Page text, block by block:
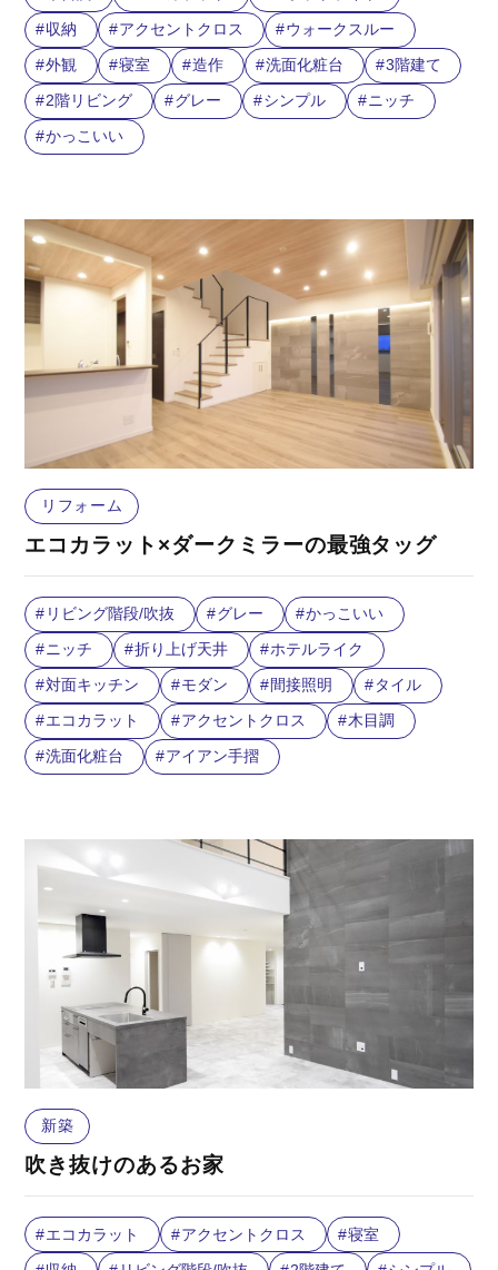
収納
アクセントクロス
ウォークスルー
外観
寝室 造作 洗面化粧台
3階建て
2階リビング
グレー シンプル
ニッチ
かっこいい
リフォーム
エコカラット×ダークミラーの最強タッグ
リビング階段/吹抜 グレー
かっこいい
ニッチ
折り上げ天井
ホテルライク
対面キッチン
モダン 間接照明
タイル
エコカラット
アクセントクロス
木目調
洗面化粧台
アイアン手摺
新築
吹き抜けのあるお家
エコカラット アクセントクロス
寝室